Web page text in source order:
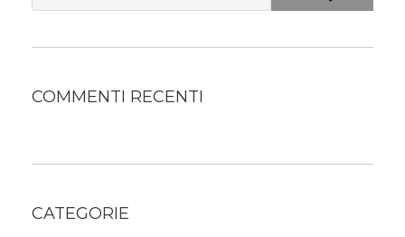
COMMENTI RECENTI
CATEGORIE